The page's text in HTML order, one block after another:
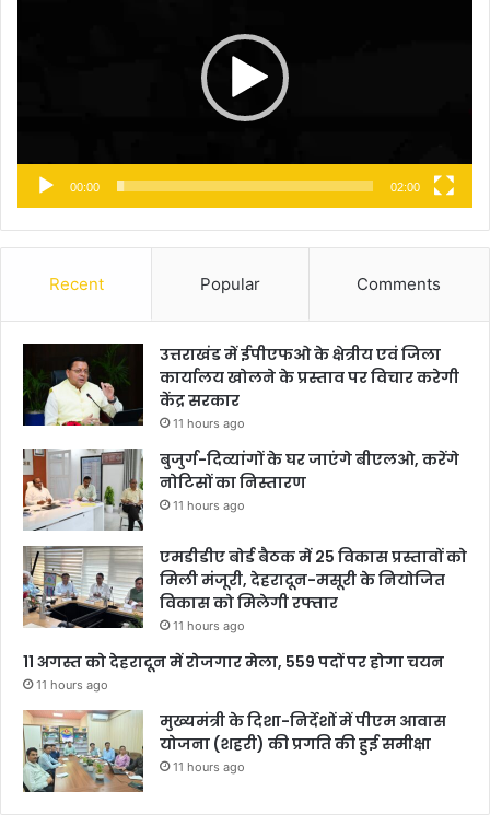
00:00 02:00
Recent Popular Comments
उत्तराखंड में ईपीएफओ के क्षेत्रीय एवं जिला
कार्यालय खोलने के प्रस्ताव पर विचार करेगी
केंद्र सरकार
11 hours ago
बुजुर्ग-दिव्यांगों के घर जाएंगे बीएलओ, करेंगे
नोटिसों का निस्तारण
11 hours ago
एमडीडीए बोर्ड बैठक में 25 विकास प्रस्तावों को
मिली मंजूरी, देहरादून-मसूरी के नियोजित
विकास को मिलेगी रफ्तार
11 hours ago
11 अगस्त को देहरादून में रोजगार मेला, 559 पदों पर होगा चयन
11 hours ago
मुख्यमंत्री के दिशा-निर्देशों में पीएम आवास
योजना (शहरी) की प्रगति की हुई समीक्षा
11 hours ago